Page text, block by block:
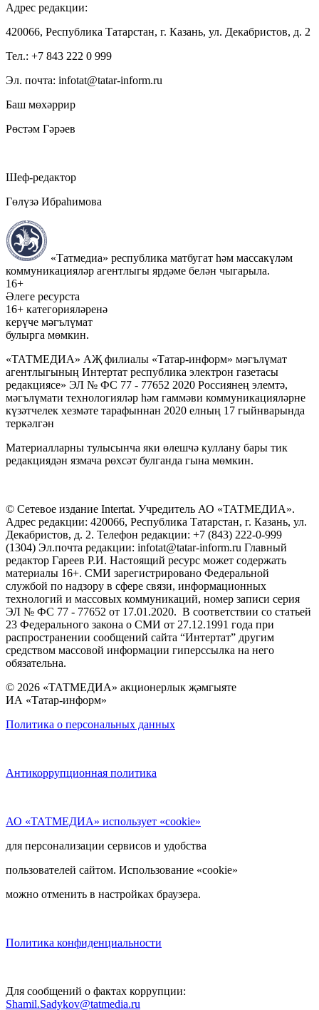
Адрес редакции:
420066, Республика Татарстан, г. Казань, ул. Декабристов, д. 2
Тел.: +7 843 222 0 999
Эл. почта: infotat@tatar-inform.ru
Баш мөхәррир
Рөстәм Гәрәев
Шеф-редактор
Гөлүзә Ибраһимова
«Татмедиа» республика матбугат һәм массакүләм
коммуникацияләр агентлыгы ярдәме белән чыгарыла.
16+
Әлеге ресурста
16+ категорияләренә
керүче мәгълүмат
булырга мөмкин.
«ТАТМЕДИА» АҖ филиалы «Татар-информ» мәгълүмат
агентлыгының Интертат республика электрон газетасы
редакциясе» ЭЛ № ФС 77 - 77652 2020 Россиянең элемтә,
мәгълүмати технологияләр һәм гаммәви коммуникацияләрне
күзәтчелек хезмәте тарафыннан 2020 елның 17 гыйнварында
теркәлгән
Материалларны тулысынча яки өлешчә куллану бары тик
редакциядән язмача рөхсәт булганда гына мөмкин.
© Сетевое издание Intertat. Учредитель АО «ТАТМЕДИА».
Адрес редакции: 420066, Республика Татарстан, г. Казань, ул.
Декабристов, д. 2. Телефон редакции: +7 (843) 222-0-999
(1304) Эл.почта редакции: infotat@tatar-inform.ru Главный
редактор Гареев Р.И. Настоящий ресурс может содержать
материалы 16+. СМИ зарегистрировано Федеральной
службой по надзору в сфере связи, информационных
технологий и массовых коммуникаций, номер записи серия
ЭЛ № ФС 77 - 77652 от 17.01.2020. В соответствии со статьей
23 Федерального закона о СМИ от 27.12.1991 года при
распространении сообщений сайта “Интертат” другим
средством массовой информации гиперссылка на него
обязательна.
© 2026 «ТАТМЕДИА» акционерлык җәмгыяте
ИА «Татар-информ»
Политика о персональных данных
Антикоррупционная политика
АО «ТАТМЕДИА» использует «cookie»
для персонализации сервисов и удобства
пользователей сайтом. Использование «cookie»
можно отменить в настройках браузера.
Политика конфиденциальности
Для сообщений о фактах коррупции:
Shamil.Sadykov@tatmedia.ru